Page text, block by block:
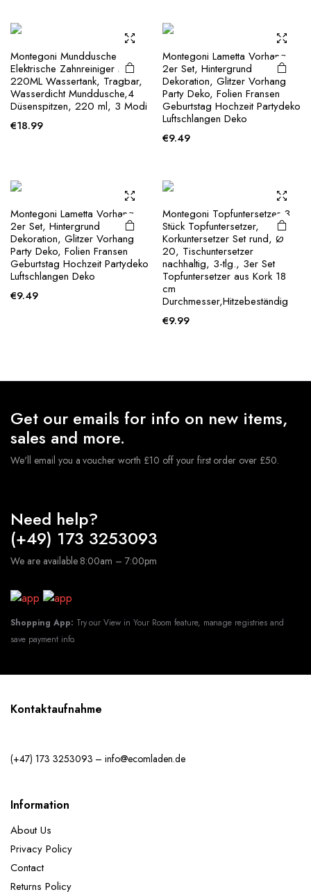
Montegoni Munddusche
Elektrische Zahnreiniger mit
220ML Wassertank, Tragbar,
Wasserdicht Munddusche,4
Düsenspitzen, 220 ml, 3 Modi
€18.99
Montegoni Lametta Vorhang
2er Set, Hintergrund
Dekoration, Glitzer Vorhang
Party Deko, Folien Fransen
Geburtstag Hochzeit Partydeko
Luftschlangen Deko
€9.49
Montegoni Lametta Vorhang
2er Set, Hintergrund
Dekoration, Glitzer Vorhang
Party Deko, Folien Fransen
Geburtstag Hochzeit Partydeko
Luftschlangen Deko
€9.49
Montegoni Topfuntersetzer 3
Stück Topfuntersetzer,
Korkuntersetzer Set rund, Ø
20, Tischuntersetzer
nachhaltig, 3-tlg., 3er Set
Topfuntersetzer aus Kork 18
cm
Durchmesser,Hitzebeständig
€9.99
Get our emails for info on new items,
sales and more.
We'll email you a voucher worth £10 off your first order over £50.
Need help?
(+49) 173 3253093
We are available 8:00am – 7:00pm
Shopping App: Try our View in Your Room feature, manage registries and
save payment info.
Kontaktaufnahme
(+47) 173 3253093 – info@ecomladen.de
Information
About Us
Privacy Policy
Contact
Returns Policy